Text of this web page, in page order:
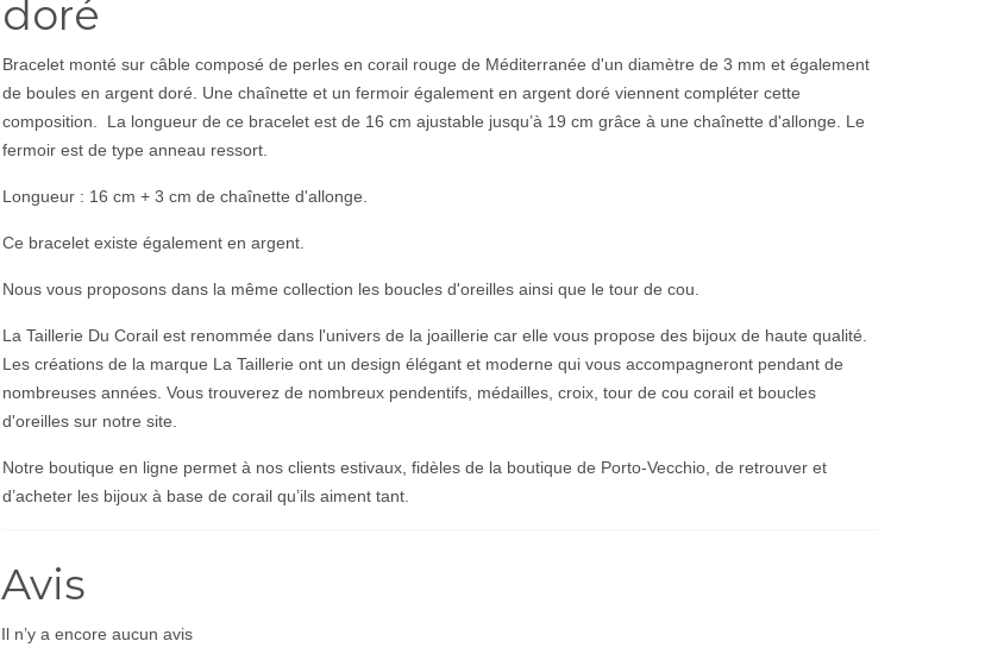
doré
Bracelet monté sur câble composé de perles en corail rouge de Méditerranée d'un diamètre de 3 mm et également
de boules en argent doré. Une chaînette et un fermoir également en argent doré viennent compléter cette
composition. La longueur de ce bracelet est de 16 cm ajustable jusqu’à 19 cm grâce à une chaînette d'allonge. Le
fermoir est de type anneau ressort.
Longueur : 16 cm + 3 cm de chaînette d'allonge.
Ce bracelet existe également en argent.
Nous vous proposons dans la même collection les boucles d'oreilles ainsi que le tour de cou.
La Taillerie Du Corail est renommée dans l'univers de la joaillerie car elle vous propose des bijoux de haute qualité.
Les créations de la marque La Taillerie ont un design élégant et moderne qui vous accompagneront pendant de
nombreuses années. Vous trouverez de nombreux pendentifs, médailles, croix, tour de cou corail et boucles
d'oreilles sur notre site.
Notre boutique en ligne permet à nos clients estivaux, fidèles de la boutique de Porto-Vecchio, de retrouver et
d’acheter les bijoux à base de corail qu’ils aiment tant.
Avis
Il n’y a encore aucun avis